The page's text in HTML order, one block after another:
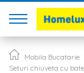
Mobila Bucatarie
Seturi chiuveta cu